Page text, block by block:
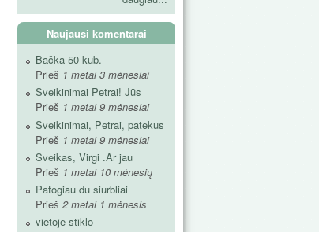
Naujausi komentarai
Bačka 50 kub.
Prieš 1 metai 3 mėnesiai
Sveikinimai Petrai! Jūs
Prieš 1 metai 9 mėnesiai
Sveikinimai, Petrai, patekus
Prieš 1 metai 9 mėnesiai
Sveikas, Virgi .Ar jau
Prieš 1 metai 10 mėnesių
Patogiau du siurbliai
Prieš 2 metai 1 mėnesis
vietoje stiklo